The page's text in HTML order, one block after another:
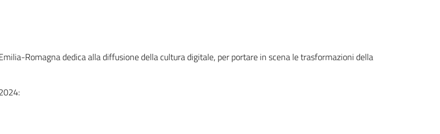
Romagna dedica alla diffusione della cultura digitale, per portare in scena le trasformazioni della